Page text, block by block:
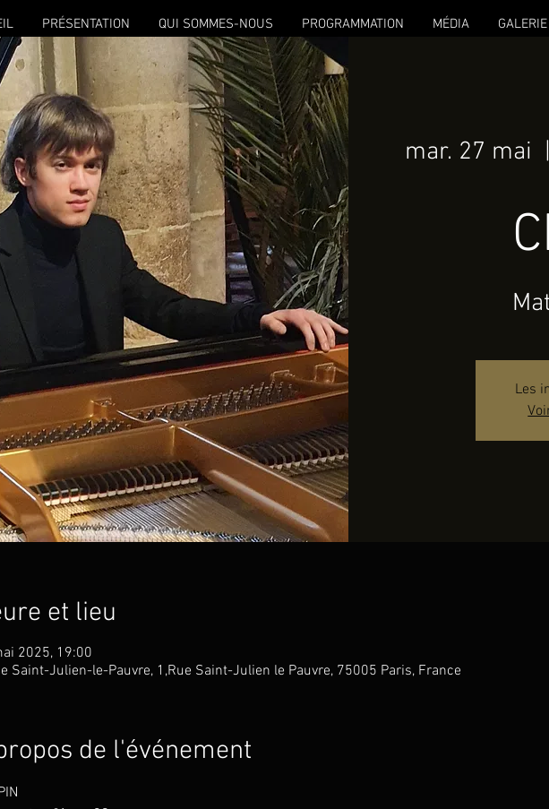
PRÉSENTATION QUI SOMMES-NOUS PROGRAMMATION MÉDIA GALERIE
mar. 27 mai
  |
Les
et lieu
2025, 19:00
Saint-Julien-le-Pauvre, 1,Rue Saint-Julien le Pauvre, 75005 Paris, France
de l'événement